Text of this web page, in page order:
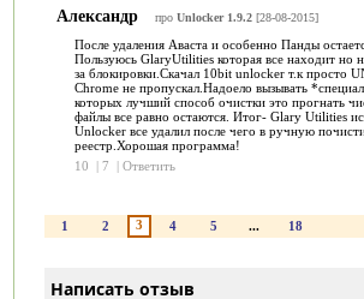
Александр про Unlocker 1.9.2[28-08-2015]
После удаления Аваста и особенно Панды
Пользуюсь GlaryUtilities которая все находит но
за блокировки.Скачал 10bit unlocker т.к просто
Chrome не пропускал.Надоело вызывать
которых лучший способ очистки это прогнать
файлы все равно остаются. Итог- Glary Utilities
Unlocker все удалил после чего в ручную
реестр.Хорошая программа!
10
| 7 | Ответить
1 2 3 4 5 ... 18
Написать отзыв